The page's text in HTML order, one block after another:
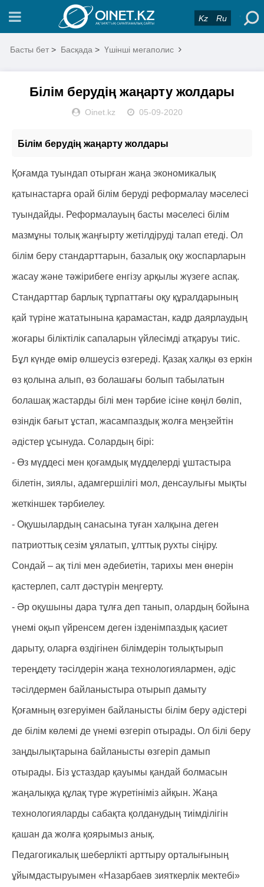
Kz Ru
Басты бет > Басқада > Үшінші мегаполис
Білім берудің жаңарту жолдары
Oinet.kz 05-09-2020
Білім берудің жаңарту жолдары
Қоғамда туындап отырған жаңа экономикалық
қатынастарға орай білім беруді реформалау мәселесі
туындайды. Реформалауың басты мәселесі білім
мазмұны толық жаңғырту жетілдіруді талап етеді. Ол
білім беру стандарттарын, базалық оқу жоспарларын
жасау және тәжірибеге енгізу арқылы жүзеге аспақ.
Стандарттар барлық тұрпаттағы оқу құралдарының
қай түріне жататынына қарамастан, кадр даярлаудың
жоғары біліктілік сапаларын үйлесімді атқаруы тиіс.
Бұл күнде өмір өлшеусіз өзгереді. Қазақ халқы өз еркін
өз қолына алып, өз болашағы болып табылатын
болашақ жастарды білі мен тәрбие ісіне көңіл бөліп,
өзіндік бағыт ұстап, жасампаздық жолға меңзейтін
әдістер ұсынуда. Солардың бірі:
- Өз мүддесі мен қоғамдық мүдделерді ұштастыра
білетін, зиялы, адамгершілігі мол, денсаулығы мықты
жеткіншек тәрбиелеу.
- Оқушылардың санасына туған халқына деген
патриоттық сезім ұялатып, ұлттық рухты сіңіру.
Сондай – ақ тілі мен әдебиетін, тарихы мен өнерін
қастерлеп, салт дәстүрін меңгерту.
- Әр оқушыны дара тұлға деп танып, олардың бойына
үнемі оқып үйренсем деген ізденімпаздық қасиет
дарыту, оларға өздігінен білімдерін толықтырып
тереңдету тәсілдерін жаңа технологиялармен, әдіс
тәсілдермен байланыстыра отырып дамыту
Қоғамның өзгеруімен байланысты білім беру әдістері
де білім көлемі де үнемі өзгеріп отырады. Ол білі беру
заңдылықтарына байланысты өзгеріп дамып
отырады. Біз ұстаздар қауымы қандай болмасын
жаңалыққа құлақ түре жүретініміз айқын. Жаңа
технологияларды сабақта қолданудың тиімділігін
қашан да жолға қоярымыз анық.
Педагогикалық шеберлікті арттыру орталығының
ұйымдастыруымен «Назарбаев зияткерлік мектебі»